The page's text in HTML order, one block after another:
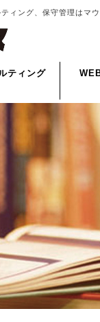
ィング、保守管理はマ
ティング